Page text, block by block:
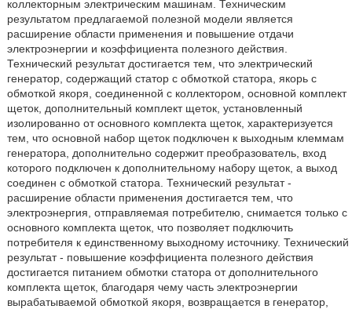
коллекторным электрическим машинам. Техническим
результатом предлагаемой полезной модели является
расширение области применения и повышение отдачи
электроэнергии и коэффициента полезного действия.
Технический результат достигается тем, что электрический
генератор, содержащий статор с обмоткой статора, якорь с
обмоткой якоря, соединенной с коллектором, основной комплект
щеток, дополнительный комплект щеток, установленный
изолированно от основного комплекта щеток, характеризуется
тем, что основной набор щеток подключен к выходным клеммам
генератора, дополнительно содержит преобразователь, вход
которого подключен к дополнительному набору щеток, а выход
соединен с обмоткой статора. Технический результат -
расширение области применения достигается тем, что
электроэнергия, отправляемая потребителю, снимается только с
основного комплекта щеток, что позволяет подключить
потребителя к единственному выходному источнику. Технический
результат - повышение коэффициента полезного действия
достигается питанием обмотки статора от дополнительного
комплекта щеток, благодаря чему часть электроэнергии
вырабатываемой обмоткой якоря, возвращается в генератор,